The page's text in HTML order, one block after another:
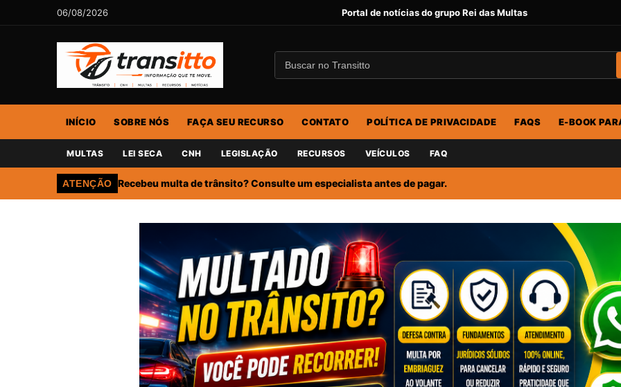
06/08/2026 Portal de notícias do grupo Rei das Multas
INÍCIO SOBRE NÓS FAÇA SEU RECURSO CONTATO POLÍTICA DE PRIVACIDADE FAQS E-BOOK
MULTAS LEI SECA CNH LEGISLAÇÃO RECURSOS VEÍCULOS FAQ
ATENÇÃO Recebeu multa de trânsito? Consulte um especialista antes de pagar.